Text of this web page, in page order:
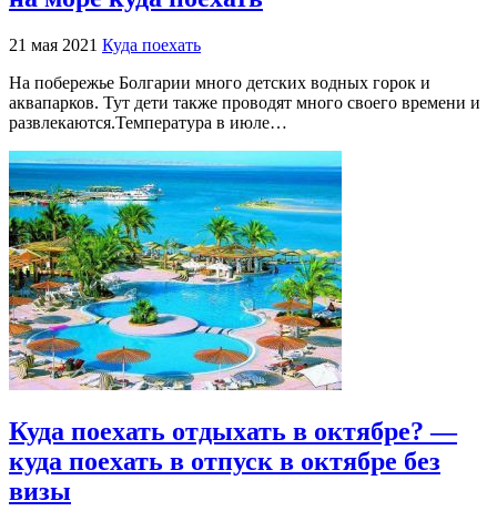
21 мая 2021 Куда поехать
На побережье Болгарии много детских водных горок и
аквапарков. Тут дети также проводят много своего времени и
развлекаются.Температура в июле…
Куда поехать отдыхать в октябре? —
куда поехать в отпуск в октябре без
визы